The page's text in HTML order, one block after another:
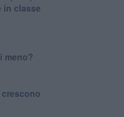
in classe
meno?